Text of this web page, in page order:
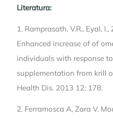
Literatura:
1. Ramprasath, V.R., Eyal, I.,
Enhanced increase of of
individuals with response
supplementation from krill
Health Dis. 2013 12: 178.
2. Ferramosca A, Zara V.